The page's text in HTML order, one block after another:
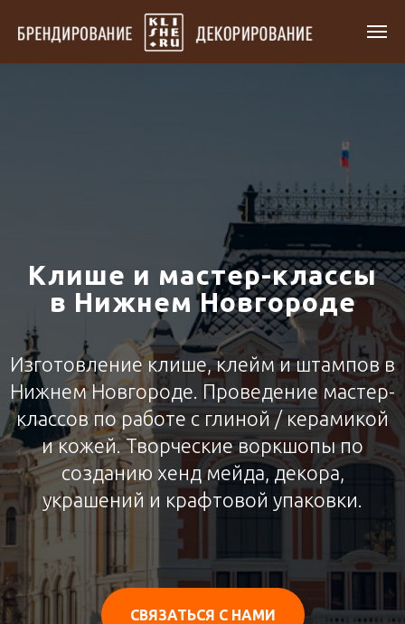
Клише и мастер-классы
в Нижнем Новгороде
Изготовление клише, клейм и штампов в
Нижнем Новгороде. Проведение мастер-
классов по работе с глиной / керамикой
и кожей. Творческие воркшопы по
созданию хенд мейда, декора,
украшений и крафтовой упаковки.
СВЯЗАТЬСЯ С НАМИ